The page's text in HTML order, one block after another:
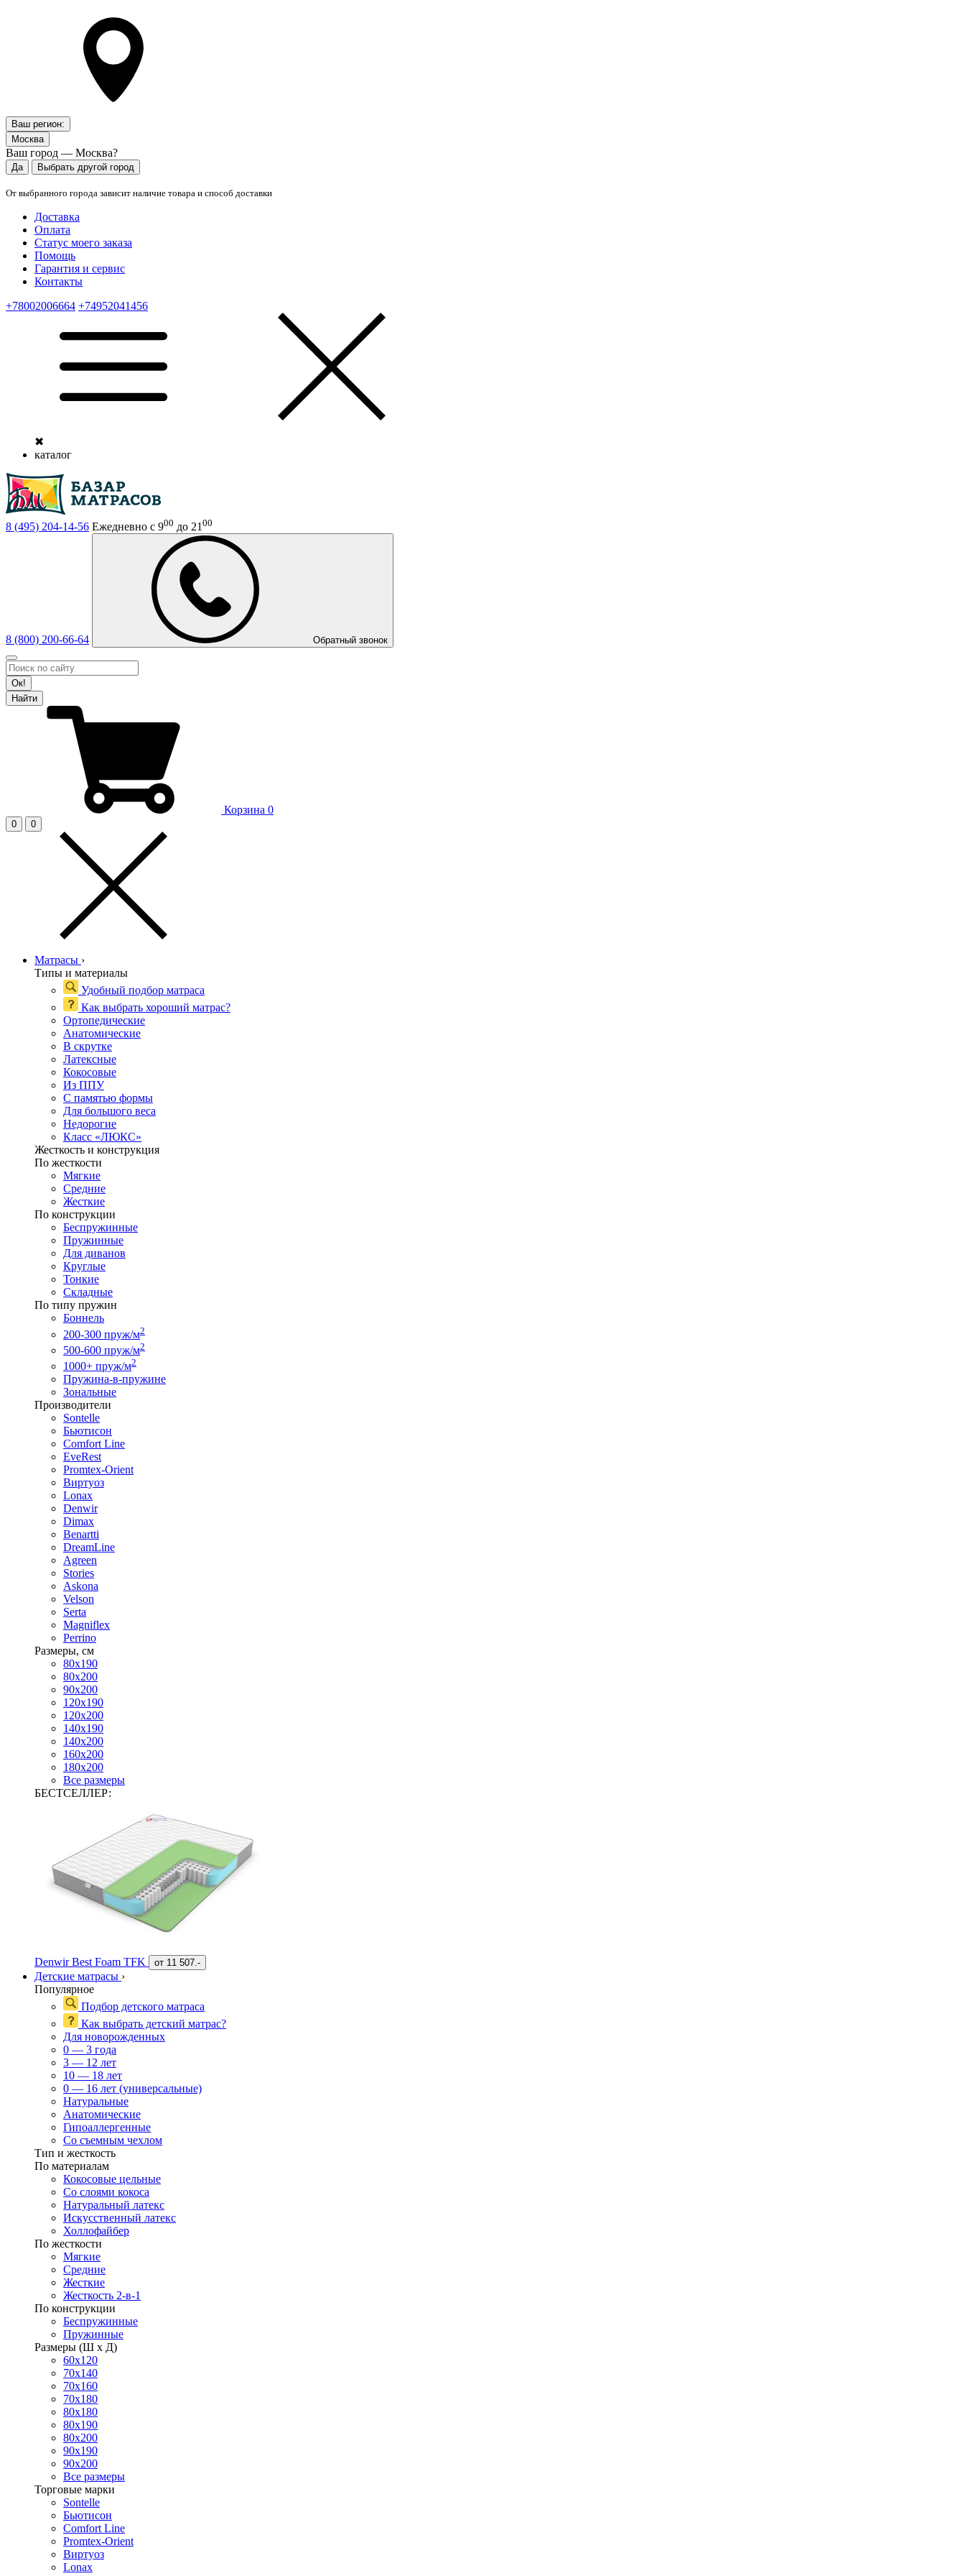
Ваш регион:
Москва
Ваш город — Москва?
Да Выбрать другой город
От выбранного города зависит наличие товара и способ доставки
Доставка
Оплата
Статус моего заказа
Помощь
Гарантия и сервис
Контакты
+78002006664 +74952041456
✖
каталог
8 (495) 204-14-56 Ежедневно с 900 до 21 00
8 (800) 200-66-64 Обратный звонок
Ок!
Найти
Корзина 0
0 0
Матрасы ›
Типы и материалы
Удобный подбор матраса
Как выбрать хороший матрас?
Ортопедические
Анатомические
В скрутке
Латексные
Кокосовые
Из ППУ
С памятью формы
Для большого веса
Недорогие
Класс «ЛЮКС»
Жесткость и конструкция
По жесткости
Мягкие
Средние
Жесткие
По конструкции
Беспружинные
Пружинные
Для диванов
Круглые
Тонкие
Складные
По типу пружин
Боннель
200-300 пруж/м2
500-600 пруж/м2
1000+ пруж/м2
Пружина-в-пружине
Зональные
Производители
Sontelle
Бьютисон
Comfort Line
EveRest
Promtex-Orient
Виртуоз
Lonax
Denwir
Dimax
Benartti
DreamLine
Agreen
Stories
Askona
Velson
Serta
Magniflex
Perrino
Размеры, см
80х190
80х200
90х200
120х190
120х200
140х190
140х200
160х200
180х200
Все размеры
БЕСТСЕЛЛЕР:
Denwir Best Foam TFK от 11 507.-
Детские матрасы ›
Популярное
Подбор детского матраса
Как выбрать детский матрас?
Для новорожденных
0 — 3 года
3 — 12 лет
10 — 18 лет
0 — 16 лет (универсальные)
Натуральные
Анатомические
Гипоаллергенные
Со съемным чехлом
Тип и жесткость
По материалам
Кокосовые цельные
Со слоями кокоса
Натуральный латекс
Искусственный латекс
Холлофайбер
По жесткости
Мягкие
Средние
Жесткие
Жесткость 2-в-1
По конструкции
Беспружинные
Пружинные
Размеры (Ш х Д)
60х120
70х140
70х160
70х180
80х180
80х190
80х200
90х190
90х200
Все размеры
Торговые марки
Sontelle
Бьютисон
Comfort Line
Promtex-Orient
Виртуоз
Lonax